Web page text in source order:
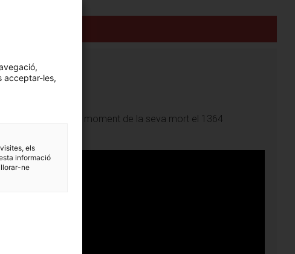
de Montcada
del monestir fins al moment de la seva mort el 1364
acceptar-les,
els
informació
ne